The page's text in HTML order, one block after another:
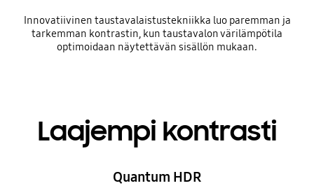
Innovatiivinen taustavalaistustekniikka luo paremman ja
tarkemman kontrastin, kun taustavalon värilämpötila
optimoidaan näytettävän sisällön mukaan.
Laajempi kontrasti
Quantum HDR